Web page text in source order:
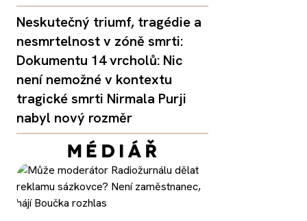
Neskutečný triumf, tragédie a
nesmrtelnost v zóně smrti:
Dokumentu 14 vrcholů: Nic
není nemožné v kontextu
tragické smrti Nirmala Purji
nabyl nový rozměr